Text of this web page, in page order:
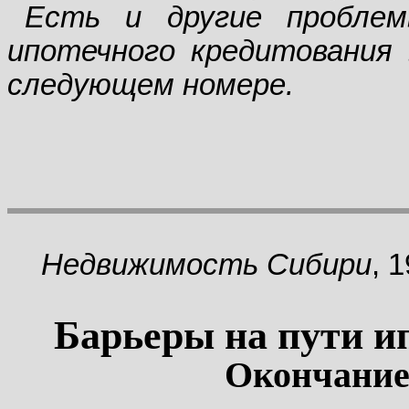
Есть и другие
ипотечного
следующем номере.
Недвижимость Сибири,
Барьеры на пути